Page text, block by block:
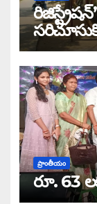
ప్రాంతీయం
రూ. 63